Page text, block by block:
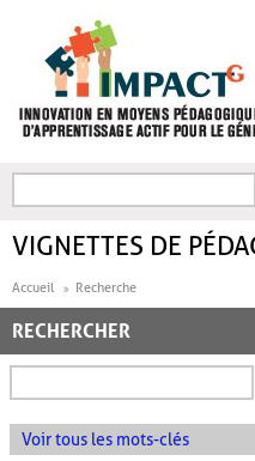
FORMULAIRE DE
VIGNETTES DE
Accueil Recherche
RECHERCHER
Voir tous les mots-clés